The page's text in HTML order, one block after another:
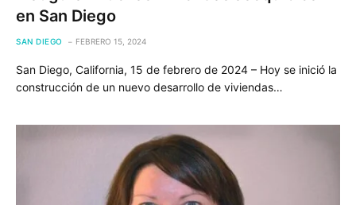
en San Diego
SAN DIEGO FEBRERO 15, 2024
San Diego, California, 15 de febrero de 2024 – Hoy se inició la
construcción de un nuevo desarrollo de viviendas…